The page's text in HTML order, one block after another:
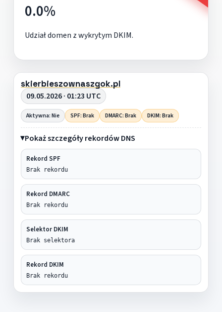
0.0%
Udział domen z wykrytym DKIM.
skierbieszownaszgok.pl
09.05.2026 · 01:23 UTC
Aktywna: Nie SPF: Brak DMARC: Brak DKIM: Brak
Pokaż szczegóły rekordów DNS
Rekord SPF
Brak rekordu
Rekord DMARC
Brak rekordu
Selektor DKIM
Brak selektora
Rekord DKIM
Brak rekordu